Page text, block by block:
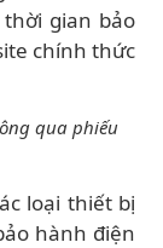
gian bảo
chính thức
qua phiếu
loại thiết bị
hành điện